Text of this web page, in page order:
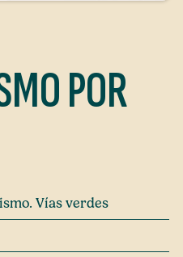
POR
Vías verdes